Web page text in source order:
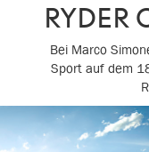
RYDER
Bei Marco
Sport auf dem